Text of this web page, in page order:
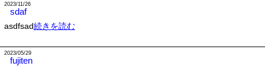
2023/11/26
sdaf
asdfsad続きを読む
2023/05/29
fujiten